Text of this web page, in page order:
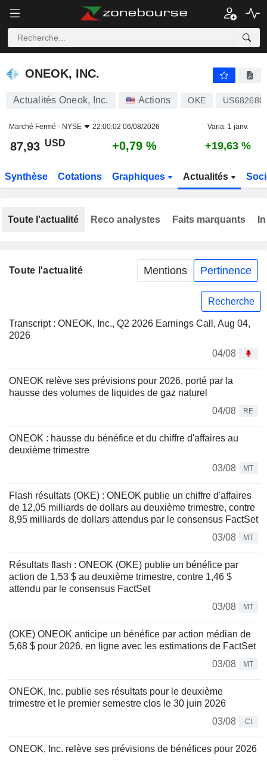
ONEOK, INC.
ONEOK, INC.
Actualités Oneok, Inc. Actions OKE
Marché Fermé - NYSE 22:00:02 06/08/2026 Varia. 1 janv.
87,93 USD +0,79 % +19,63 %
Synthèse Cotations Graphiques Actualités
Toute l'actualité Mentions Pertinence
Recherche
Transcript : ONEOK, Inc., Q2 2026 Earnings Call, Aug 04,
2026
04/08
ONEOK relève ses prévisions pour 2026, porté par la
hausse des volumes de liquides de gaz naturel
04/08
RE
ONEOK : hausse du bénéfice et du chiffre d'affaires au
deuxième trimestre
03/08
MT
Flash résultats (OKE) : ONEOK publie un chiffre d'affaires
de 12,05 milliards de dollars au deuxième trimestre, contre
8,95 milliards de dollars attendus par le consensus FactSet
03/08
MT
Résultats flash : ONEOK (OKE) publie un bénéfice par
action de 1,53 $ au deuxième trimestre, contre 1,46 $
attendu par le consensus FactSet
03/08
MT
(OKE) ONEOK anticipe un bénéfice par action médian de
5,68 $ pour 2026, en ligne avec les estimations de FactSet
03/08
MT
ONEOK, Inc. publie ses résultats pour le deuxième
trimestre et le premier semestre clos le 30 juin 2026
03/08
CI
ONEOK, Inc. relève ses prévisions de bénéfices pour 2026
Toute l'actualité Reco analystes Faits marquants